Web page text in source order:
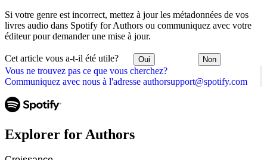
Vous ne trouvez pas ce que vous cherchez?
Communiquez avec nous à l'adresse authorsupport@spotify.com
Si votre genre est incorrect, mettez à jour les métadonnées de vos
livres audio dans Spotify for Authors ou communiquez avec votre
éditeur pour demander une mise à jour.
Cet article vous a-t-il été utile? Oui Non
Explorer for Authors